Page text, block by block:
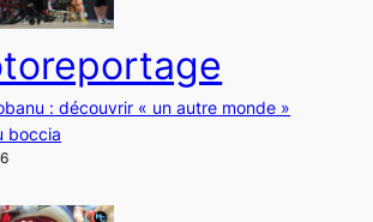
: découvrir « un autre monde »
boccia